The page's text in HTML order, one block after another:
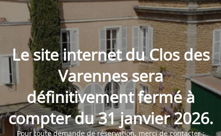
Le site internet duClos des
Varennessera
définitivement fermé à
compter du31 janvier 2026.
Pour toute demande de réservation, merci de contacter :